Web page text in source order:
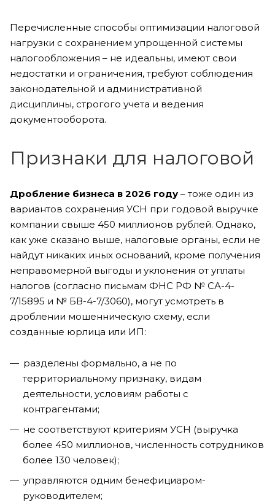
Перечисленные способы оптимизации налоговой
нагрузки с сохранением упрощенной системы
налогообложения – не идеальны, имеют свои
недостатки и ограничения, требуют соблюдения
законодательной и административной
дисциплины, строгого учета и ведения
документооборота.
Признаки для налоговой
Дробление бизнеса в 2026 году – тоже один из
вариантов сохранения УСН при годовой выручке
компании свыше 450 миллионов рублей. Однако,
как уже сказано выше, налоговые органы, если не
найдут никаких иных оснований, кроме получения
неправомерной выгоды и уклонения от уплаты
налогов (согласно письмам ФНС РФ № СА-4-
7/15895 и № БВ-4-7/3060), могут усмотреть в
дроблении мошенническую схему, если
созданные юрлица или ИП:
разделены формально, а не по
территориальному признаку, видам
деятельности, условиям работы с
контрагентами;
не соответствуют критериям УСН (выручка
более 450 миллионов, численность сотрудников
более 130 человек);
управляются одним бенефициаром-
руководителем;